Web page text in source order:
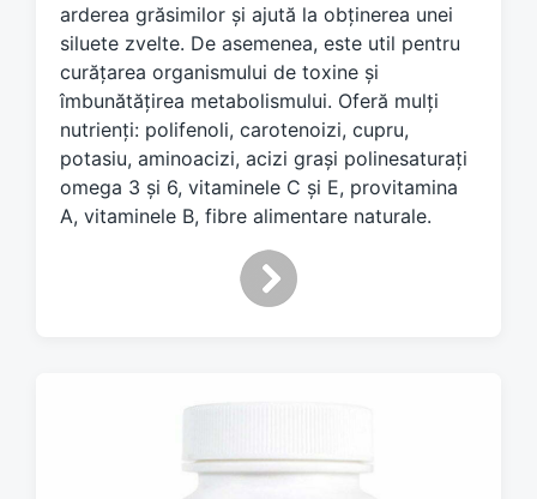
t
h
arderea grăsimilor și ajută la obținerea unei
siluete zvelte. De asemenea, este util pentru
curățarea organismului de toxine și
îmbunătățirea metabolismului. Oferă mulți
nutrienți: polifenoli, carotenoizi, cupru,
potasiu, aminoacizi, acizi grași polinesaturați
omega 3 și 6, vitaminele C și E, provitamina
A, vitaminele B, fibre alimentare naturale.